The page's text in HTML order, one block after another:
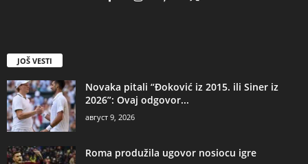
JOŠ VESTI
Novaka pitali “Đoković iz 2015. ili Siner iz
2026”: Ovaj odgovor...
август 9, 2026
Roma produžila ugovor nosiocu igre